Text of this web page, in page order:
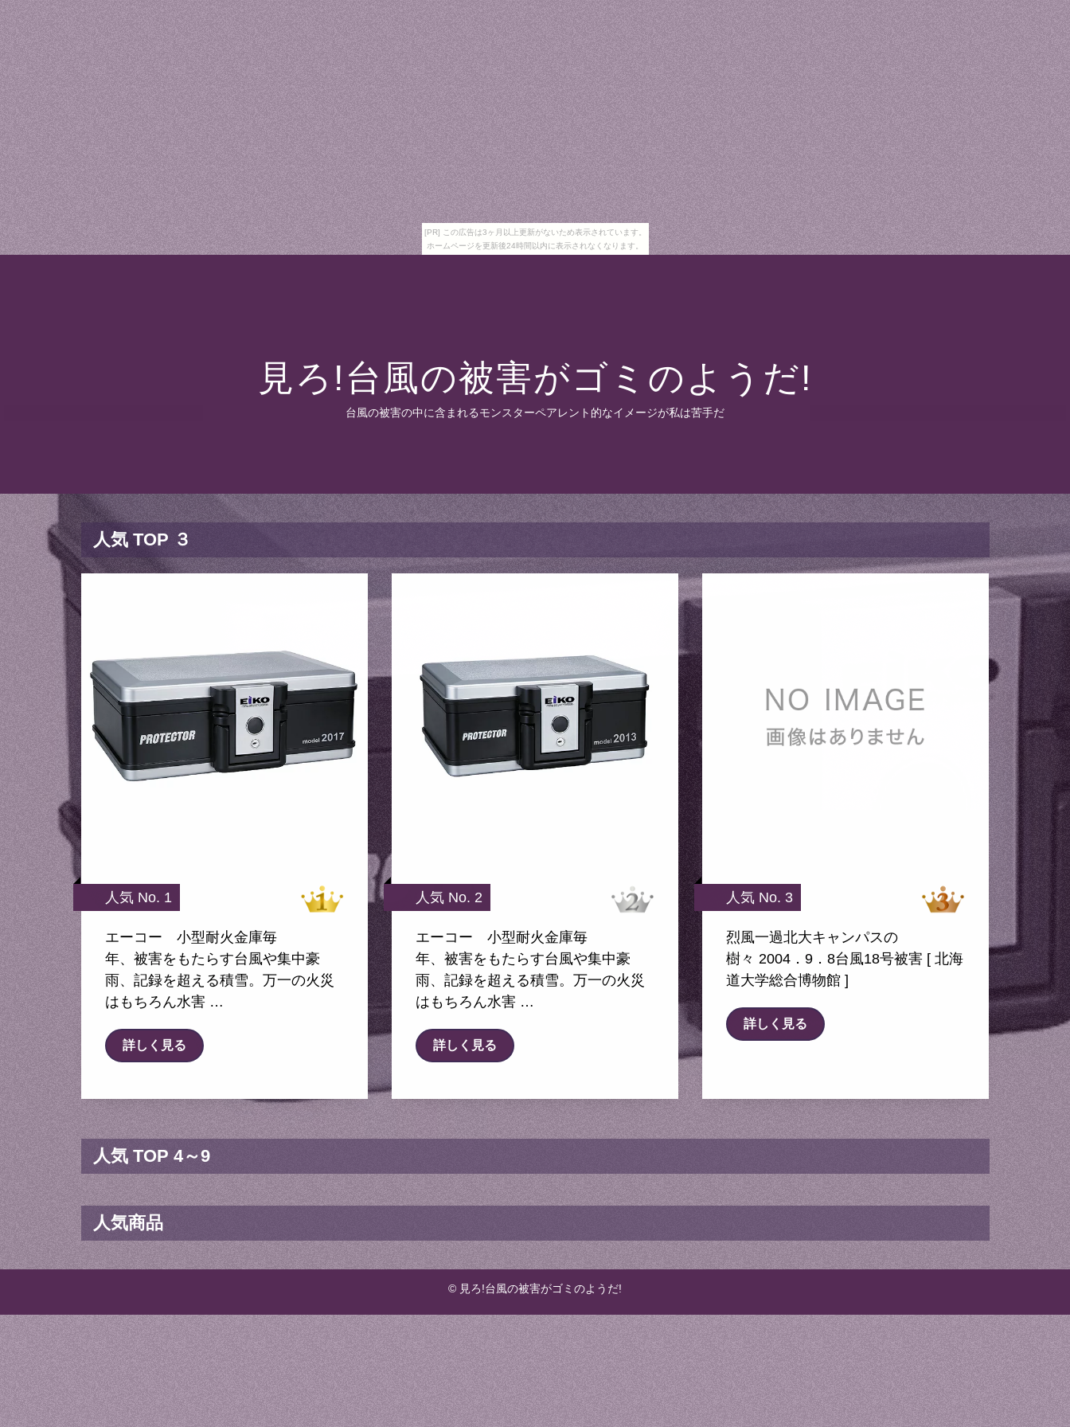
[PR] この広告は3ヶ月以上更新がないため表示されています。
ホームページを更新後24時間以内に表示されなくなります。
見ろ!台風の被害がゴミのようだ!
台風の被害の中に含まれるモンスターペアレント的なイメージが私は苦手だ
人気 TOP ３
人気 No. 1
エーコー 小型耐火金庫毎
年、被害をもたらす台風や集中豪
雨、記録を超える積雪。万一の火災
はもちろん水害 …
詳しく見る
人気 No. 2
エーコー 小型耐火金庫毎
年、被害をもたらす台風や集中豪
雨、記録を超える積雪。万一の火災
はもちろん水害 …
詳しく見る
人気 No. 3
烈風一過北大キャンパスの
樹々 2004．9．8台風18号被害 [ 北海
道大学総合博物館 ]
詳しく見る
人気 TOP 4～9
人気商品
© 見ろ!台風の被害がゴミのようだ!